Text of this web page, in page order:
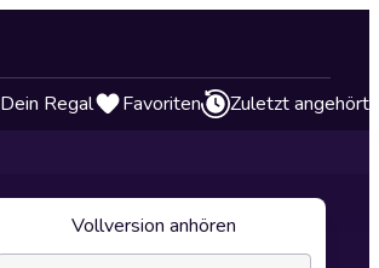
Dein Regal Favoriten Zuletzt angehört
Vollversion anhören